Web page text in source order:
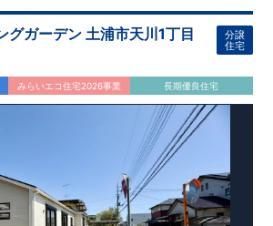
グガーデン 土浦市天川1丁目
分譲
住宅
みらいエコ住宅2026事業 長期優良住宅